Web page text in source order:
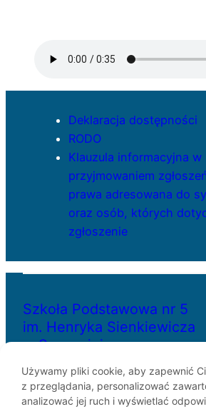
Deklaracja dostępności
RODO
Klauzula informacyjna w
przyjmowaniem
prawa adresowana do
oraz osób, których
zgłoszenie
Szkoła Podstawowa nr 5
im. Henryka Sienkiewicza
w Szczecinie
ul. Bł. Królowej Jadwigi 29
Używamy pliki cookie, aby zapewnić
z przeglądania, personalizować
analizować jej ruch i wyświetlać